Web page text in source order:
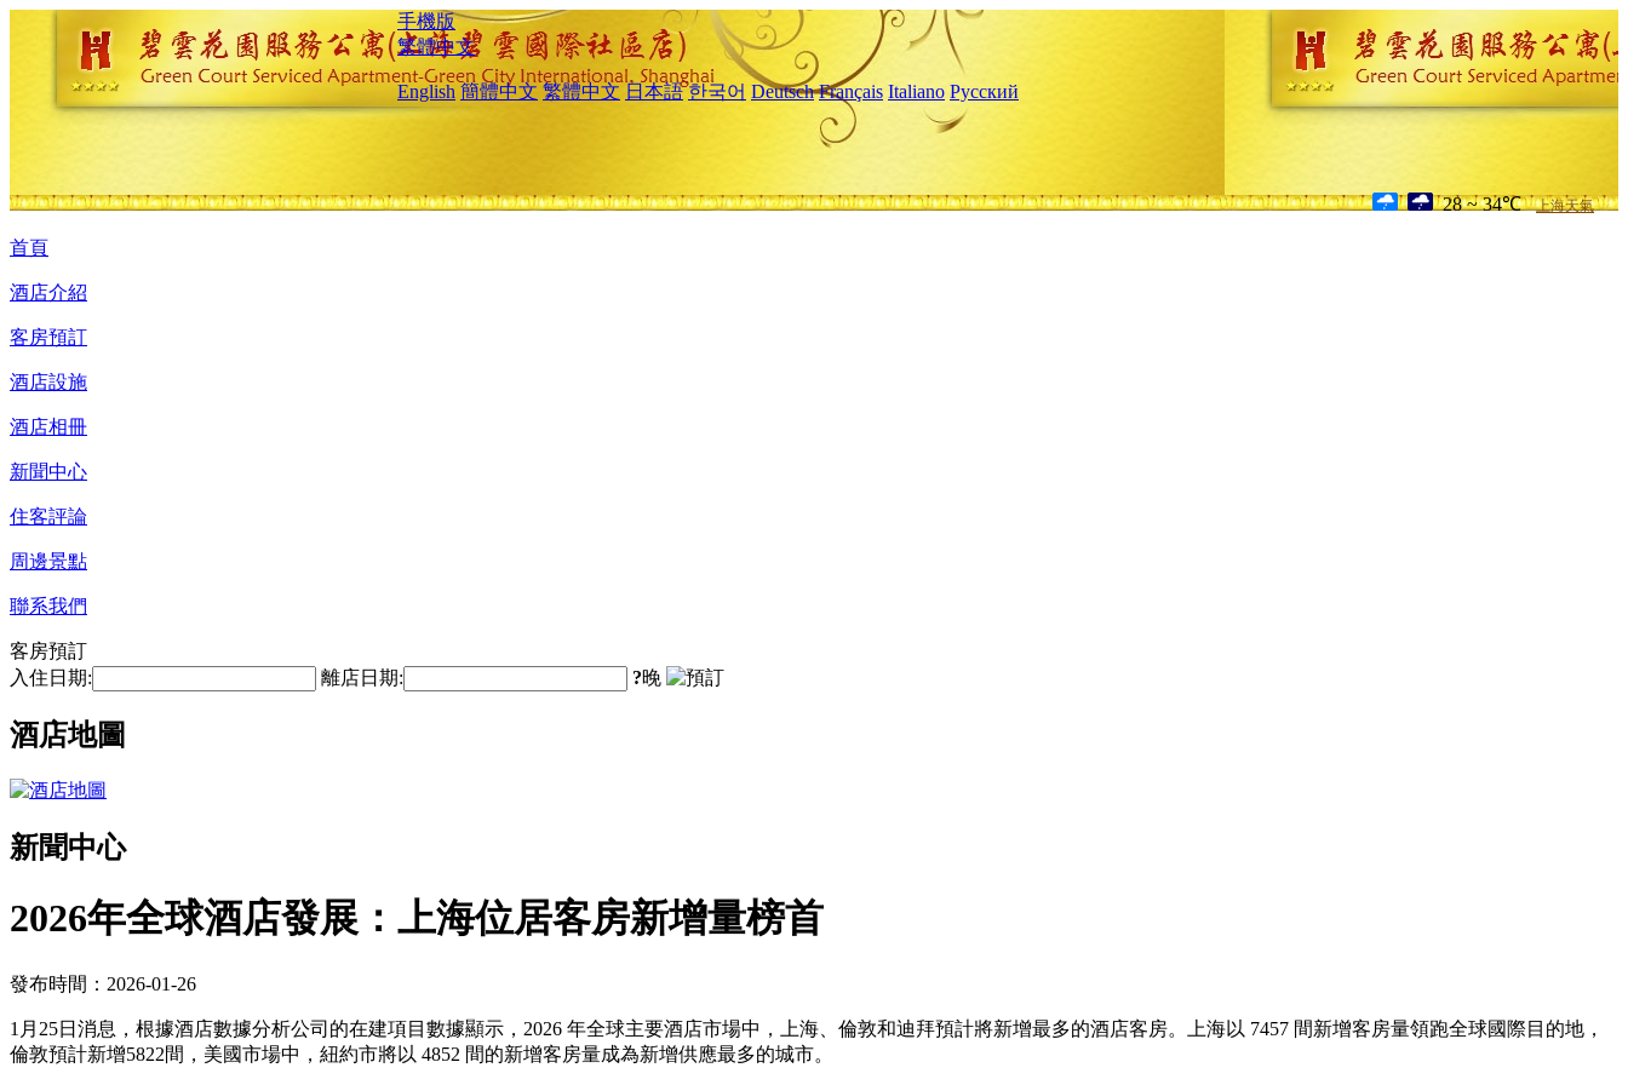
手機版
繁體中文
English 簡體中文 繁體中文 日本語 한국어 Deutsch Français Italiano Русский
28 ~ 34℃ 上海天氣
首頁
酒店介紹
客房預訂
酒店設施
酒店相冊
新聞中心
住客評論
周邊景點
聯系我們
客房預訂
入住日期:
離店日期: ?晚
酒店地圖
新聞中心
2026年全球酒店發展：上海位居客房新增量榜首
發布時間：2026-01-26
1月25日消息，根據酒店數據分析公司的在建項目數據顯示，2026 年全球主要酒店市場中，上海、倫敦和迪拜預計將新增最多的酒店客房。上海以 7457 間新增客房量領跑全球國際目的地，
倫敦預計新增5822間，美國市場中，紐約市將以 4852 間的新增客房量成為新增供應最多的城市。